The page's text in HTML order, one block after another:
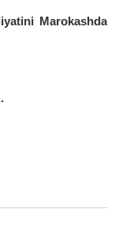
Marokashda